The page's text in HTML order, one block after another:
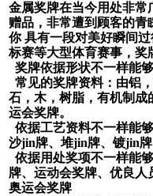
金属奖牌在当今用处非常
赠品，非常遭到顾客的
你 具有一段对美好瞬间
标赛等大型体育赛事，奖
奖牌依据形状不一样能
常见的奖牌资料：由铝
石，木，树脂，有机制成
运会奖牌。
依据工艺资料不一样能
沙jin牌、堆jin牌、镀jin牌
依据用处奖项不一样能
牌、运动会奖牌、优良人
奥运会奖牌